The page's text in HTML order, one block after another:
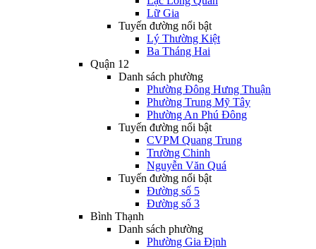
Lữ Gia
Tuyến đường nổi bật
Lý Thường Kiệt
Ba Tháng Hai
Quận 12
Danh sách phường
Phường Đông Hưng Thuận
Phường Trung Mỹ Tây
Phường An Phú Đông
Tuyến đường nổi bật
CVPM Quang Trung
Trường Chinh
Nguyễn Văn Quá
Tuyến đường nổi bật
Đường số 5
Đường số 3
Bình Thạnh
Danh sách phường
Phường Gia Định